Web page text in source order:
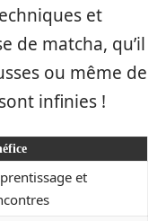
et
de matcha, qu’il
ou même de
infinies !
et